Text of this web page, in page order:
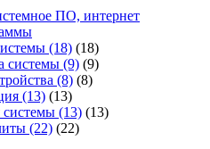
ПО, интернет
(18) (18)
системы (9) (9)
(8) (8)
(13) (13)
(13) (13)
(22) (22)